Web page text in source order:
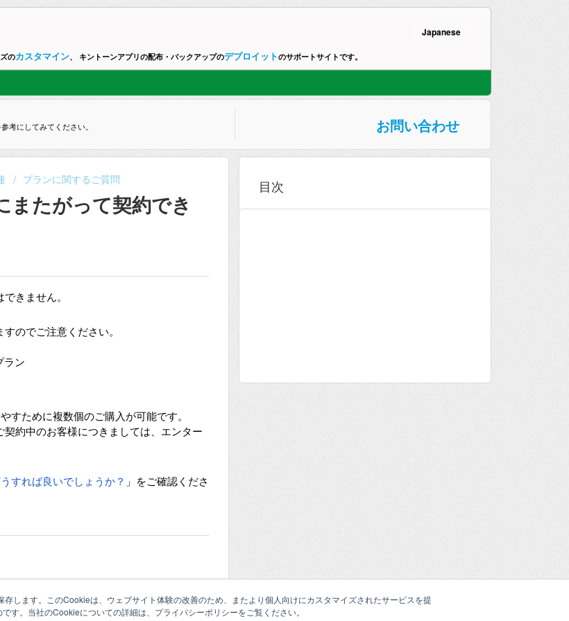
します。このCookieは、ウェブサイト体験の改善のため、またより個人向けにカスタマイズされたサービスを提
す。当社のCookieについての詳細は、プライバシーポリシーをご覧ください。
のカスタマイン、 キントーンアプリの配布・バックアップのデプロイットのサポートサイトです。
Japanese
参考にしてみてください。 お問い合わせ
プランに関するご質問
またがって契約でき
きません。
のでご注意ください。
ラン
すために複数個のご購入が可能です。
約中のお客様につきましては、エンター
すれば良いでしょうか？ 」をご確認くださ
目次